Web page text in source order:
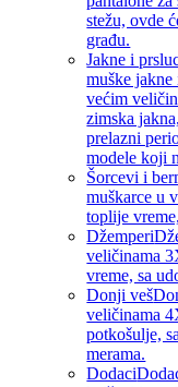
stežu, ovde
građu.
Jakne i
muške
većim
zimska
prelazni
modele koji
Šorcevi i
muškarce u
toplije
Džemperi
veličinama
vreme, sa
Donji veš
veličinama
potkošulje,
merama.
Dodaci